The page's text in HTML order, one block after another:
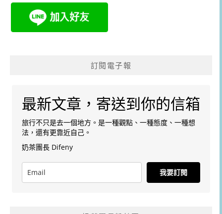
訂閱電子報
最新文章，寄送到你的信箱
旅行不只是去一個地方。是一種觀點、一種態度、一種想
法，還有更靠近自己。
奶茶團長 Difeny
我要訂閱